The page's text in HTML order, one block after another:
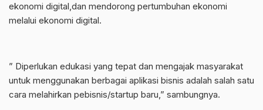
ekonomi digital,dan mendorong pertumbuhan ekonomi
melalui ekonomi digital.
” Diperlukan edukasi yang tepat dan mengajak masyarakat
untuk menggunakan berbagai aplikasi bisnis adalah salah satu
cara melahirkan pebisnis/startup baru,” sambungnya.